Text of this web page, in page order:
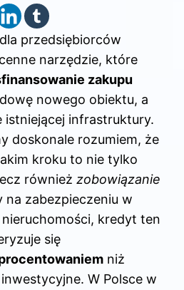
przedsiębiorców
narzędzie, które
zakupu
nowego obiektu, a
istniejącej infrastruktury.
doskonale rozumiem, że
kroku to nie tylko
również zobowiązanie
na zabezpieczeniu w
kredyt ten
się
niż
W Polsce w